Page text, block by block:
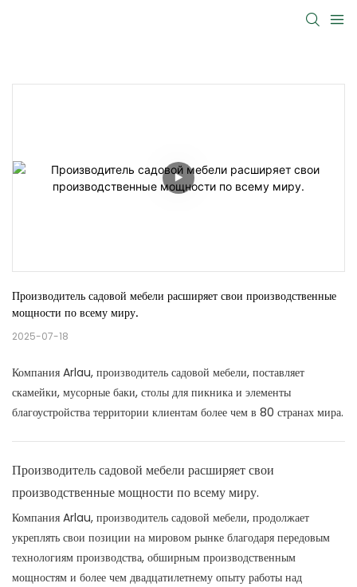
Производитель садовой мебели расширяет свои производственные
мощности по всему миру.
2025-07-18
Компания Arlau, производитель садовой мебели, поставляет
скамейки, мусорные баки, столы для пикника и элементы
благоустройства территории клиентам более чем в 80 странах мира.
Производитель садовой мебели расширяет свои
производственные мощности по всему миру.
Компания Arlau, производитель садовой мебели, продолжает
укреплять свои позиции на мировом рынке благодаря передовым
технологиям производства, обширным производственным
мощностям и более чем двадцатилетнему опыту работы над